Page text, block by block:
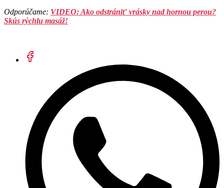
Odporúčame: ​ VIDEO: Ako odstrániť vrásky nad hornou perou?
Skús rýchlu masáž!